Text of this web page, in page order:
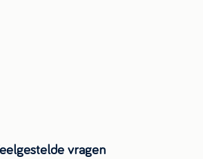
vragen